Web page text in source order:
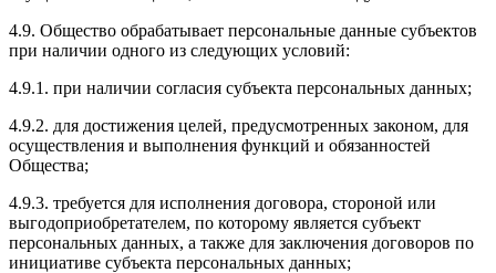
4.9. Общество обрабатывает персональные данные субъектов
при наличии одного из следующих условий:
4.9.1. при наличии согласия субъекта персональных данных;
4.9.2. для достижения целей, предусмотренных законом, для
осуществления и выполнения функций и обязанностей
Общества;
4.9.3. требуется для исполнения договора, стороной или
выгодоприобретателем, по которому является субъект
персональных данных, а также для заключения договоров по
инициативе субъекта персональных данных;